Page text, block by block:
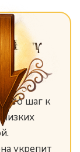
Богу
это шаг к
укрепит